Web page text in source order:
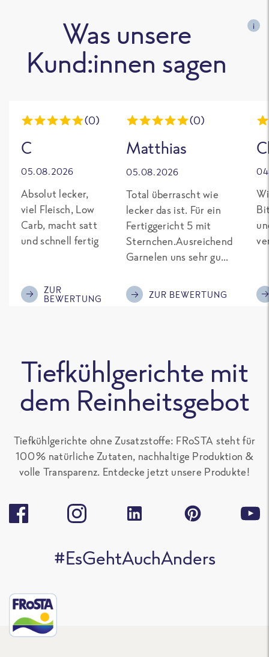
Was unsere
Kund:innen sagen
i
(0)
C
05.08.2026
Absolut lecker,
viel Fleisch, Low
Carb, macht satt
und schnell fertig
ZUR
BEWERTUNG
(0)
Matthias
05.08.2026
Total überrascht wie
lecker das ist. Für ein
Fertiggericht 5 mit
Sternchen.Ausreichend
Garnelen uns sehr gut
Kompliment
ZUR BEWERTUNG
Tiefkühlgerichte mit
dem Reinheitsgebot
Tiefkühlgerichte ohne Zusatzstoffe: FRoSTA steht für
100 % natürliche Zutaten, nachhaltige Produktion &
volle Transparenz. Entdecke jetzt unsere Produkte!
#EsGehtAuchAnders